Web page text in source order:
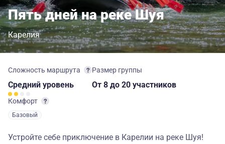
Пять дней на реке Шуя
Карелия
Сложность маршрута
Средний уровень
Комфорт
Базовый
Размер группы
От 8 до 20 участников
Устройте себе приключение в Карелии на реке Шуя!